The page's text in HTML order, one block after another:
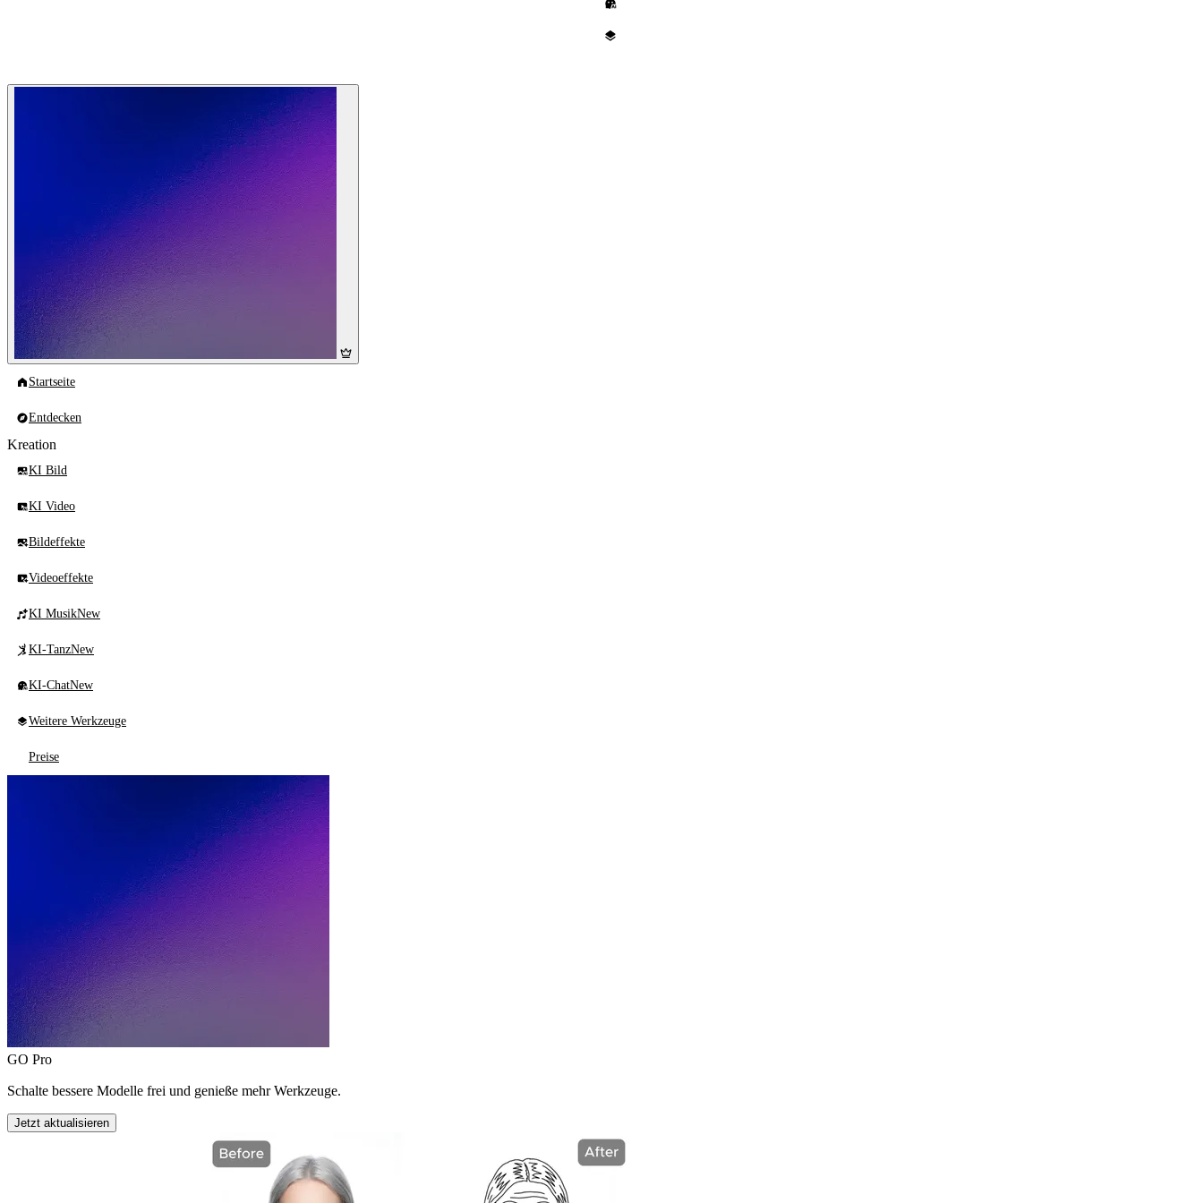
Startseite
Entdecken
Kreation
KI Bild
KI Video
Bildeffekte
Videoeffekte
KI MusikNew
KI-TanzNew
KI-ChatNew
Weitere Werkzeuge
Preise
GO Pro
Schalte bessere Modelle frei und genieße mehr Werkzeuge.
Jetzt aktualisieren